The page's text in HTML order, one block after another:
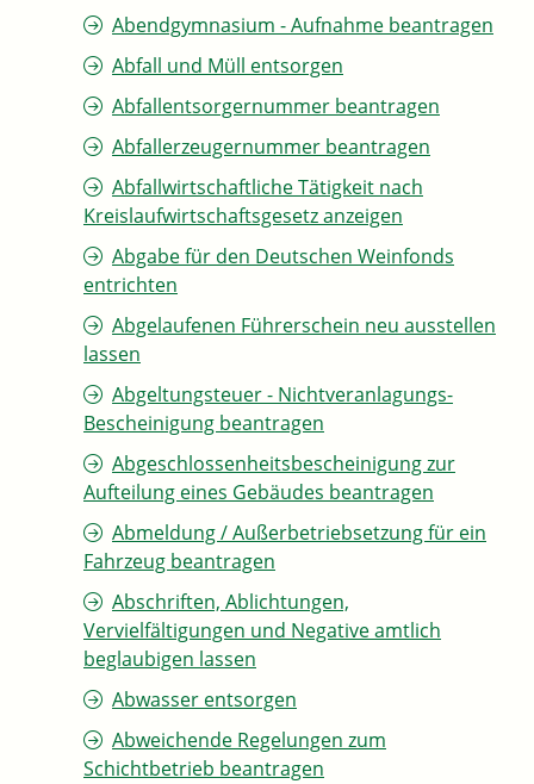
Abendgymnasium - Aufnahme beantragen
Abfall und Müll entsorgen
Abfallentsorgernummer beantragen
Abfallerzeugernummer beantragen
Abfallwirtschaftliche Tätigkeit nach
Kreislaufwirtschaftsgesetz anzeigen
Abgabe für den Deutschen Weinfonds
entrichten
Abgelaufenen Führerschein neu ausstellen
lassen
Abgeltungsteuer - Nichtveranlagungs-
Bescheinigung beantragen
Abgeschlossenheitsbescheinigung zur
Aufteilung eines Gebäudes beantragen
Abmeldung / Außerbetriebsetzung für ein
Fahrzeug beantragen
Abschriften, Ablichtungen,
Vervielfältigungen und Negative amtlich
beglaubigen lassen
Abwasser entsorgen
Abweichende Regelungen zum
Schichtbetrieb beantragen